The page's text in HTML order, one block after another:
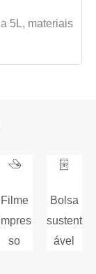
5L, materiais
Filme
so
Bolsa
sustent
ável